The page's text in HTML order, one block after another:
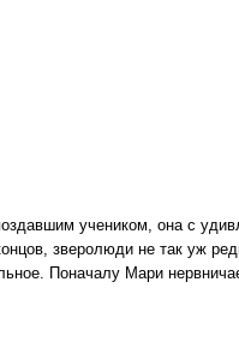
учеником, она с
зверолюди не так уж
Поначалу Мари